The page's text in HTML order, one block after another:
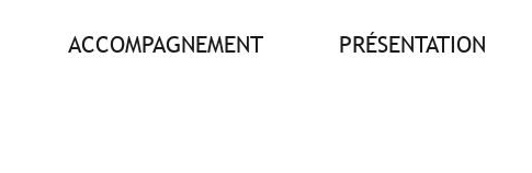
ACCOMPAGNEMENT PRÉSENTATION